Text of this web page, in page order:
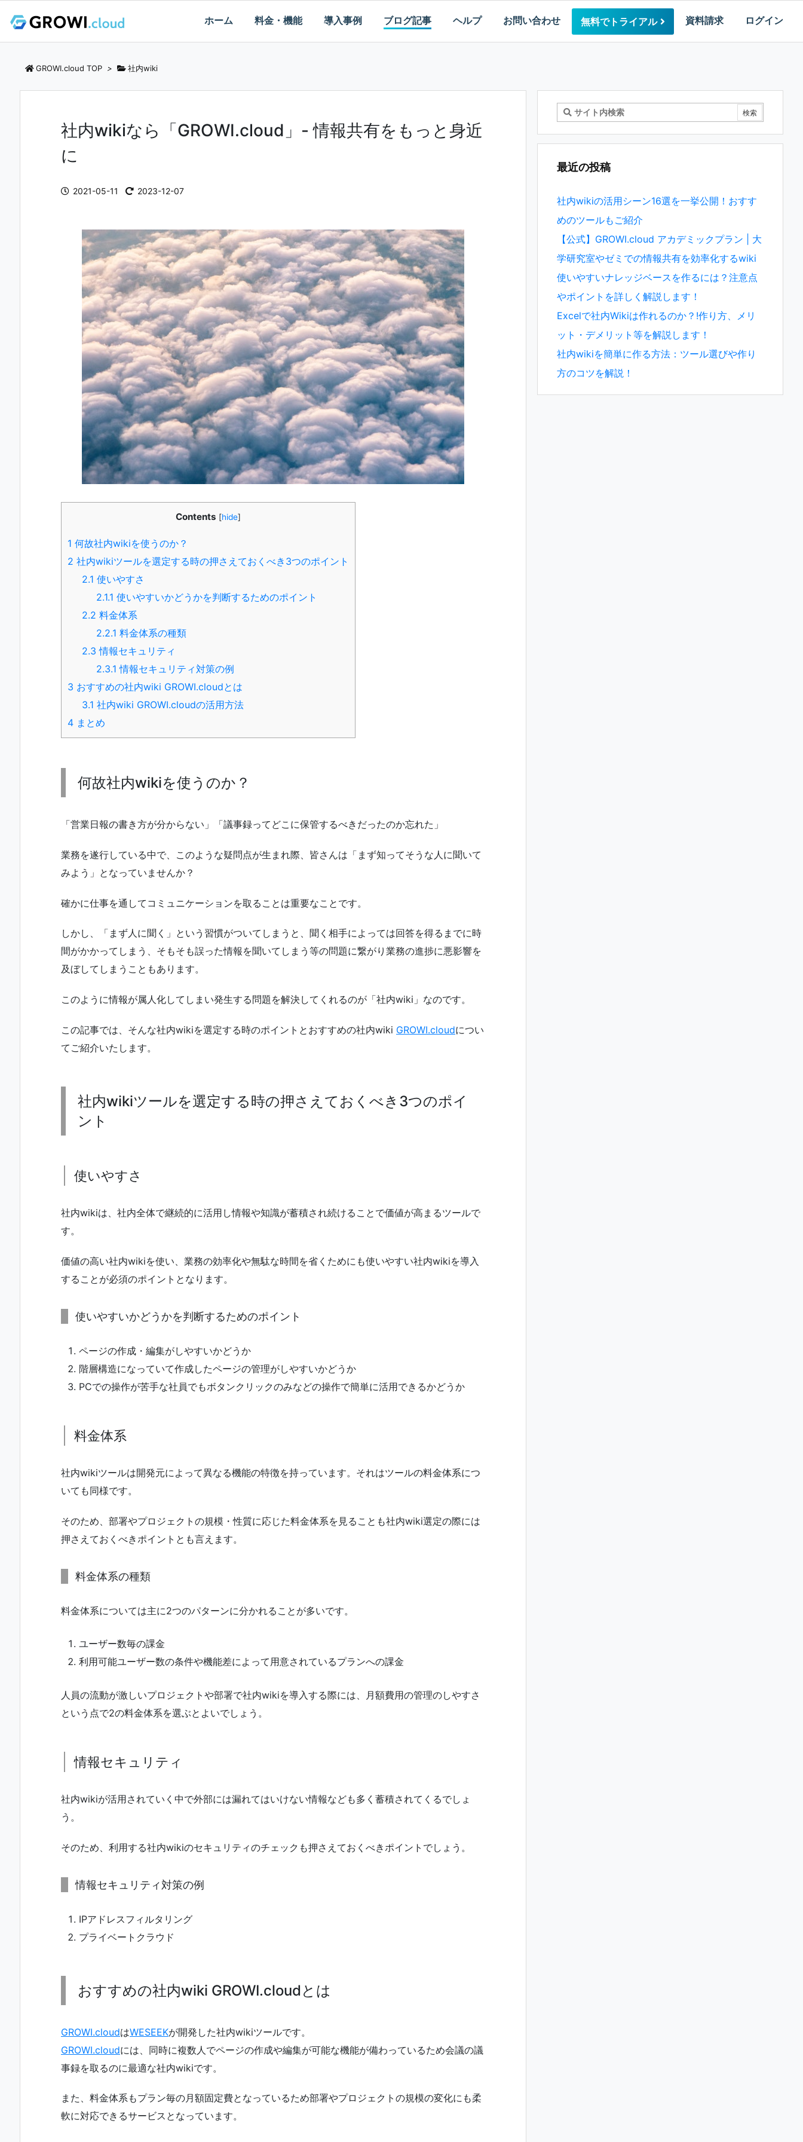
ホーム 料金・機能 導入事例 ブログ記事 ヘルプ お問い合わせ 無料でトライアル 資料請求 ログイン
GROWI.cloud TOP > 社内wiki
社内wikiなら「GROWI.cloud」- 情報共有をもっと身近
に
2021-05-11 2023-12-07
Contents [hide]
1 何故社内wikiを使うのか？
2 社内wikiツールを選定する時の押さえておくべき3つのポイント
2.1 使いやすさ
2.1.1 使いやすいかどうかを判断するためのポイント
2.2 料金体系
2.2.1 料金体系の種類
2.3 情報セキュリティ
2.3.1 情報セキュリティ対策の例
3 おすすめの社内wiki GROWI.cloudとは
3.1 社内wiki GROWI.cloudの活用方法
4 まとめ
何故社内wikiを使うのか？
「営業日報の書き方が分からない」「議事録ってどこに保管するべきだったのか忘れた」
業務を遂行している中で、このような疑問点が生まれ際、皆さんは「まず知ってそうな人に聞いて
みよう」となっていませんか？
確かに仕事を通してコミュニケーションを取ることは重要なことです。
しかし、「まず人に聞く」という習慣がついてしまうと、聞く相手によっては回答を得るまでに時
間がかかってしまう、そもそも誤った情報を聞いてしまう等の問題に繋がり業務の進捗に悪影響を
及ぼしてしまうこともあります。
このように情報が属人化してしまい発生する問題を解決してくれるのが「社内wiki」なのです。
この記事では、そんな社内wikiを選定する時のポイントとおすすめの社内wiki GROWI.cloudについ
てご紹介いたします。
社内wikiツールを選定する時の押さえておくべき3つのポイ
ント
使いやすさ
社内wikiは、社内全体で継続的に活用し情報や知識が蓄積され続けることで価値が高まるツールで
す。
価値の高い社内wikiを使い、業務の効率化や無駄な時間を省くためにも使いやすい社内wikiを導入
することが必須のポイントとなります。
使いやすいかどうかを判断するためのポイント
ページの作成・編集がしやすいかどうか
階層構造になっていて作成したページの管理がしやすいかどうか
PCでの操作が苦手な社員でもボタンクリックのみなどの操作で簡単に活用できるかどうか
料金体系
社内wikiツールは開発元によって異なる機能の特徴を持っています。それはツールの料金体系につ
いても同様です。
そのため、部署やプロジェクトの規模・性質に応じた料金体系を見ることも社内wiki選定の際には
押さえておくべきポイントとも言えます。
料金体系の種類
料金体系については主に2つのパターンに分かれることが多いです。
ユーザー数毎の課金
利用可能ユーザー数の条件や機能差によって用意されているプランへの課金
人員の流動が激しいプロジェクトや部署で社内wikiを導入する際には、月額費用の管理のしやすさ
という点で2の料金体系を選ぶとよいでしょう。
情報セキュリティ
社内wikiが活用されていく中で外部には漏れてはいけない情報なども多く蓄積されてくるでしょ
う。
そのため、利用する社内wikiのセキュリティのチェックも押さえておくべきポイントでしょう。
情報セキュリティ対策の例
IPアドレスフィルタリング
プライベートクラウド
おすすめの社内wiki GROWI.cloudとは
GROWI.cloudはWESEEKが開発した社内wikiツールです。
GROWI.cloudには、同時に複数人でページの作成や編集が可能な機能が備わっているため会議の議
事録を取るのに最適な社内wikiです。
また、料金体系もプラン毎の月額固定費となっているため部署やプロジェクトの規模の変化にも柔
軟に対応できるサービスとなっています。
最近の投稿
社内wikiの活用シーン16選を一挙公開！おすす
めのツールもご紹介
【公式】GROWI.cloud アカデミックプラン | 大
学研究室やゼミでの情報共有を効率化するwiki
使いやすいナレッジベースを作るには？注意点
やポイントを詳しく解説します！
Excelで社内Wikiは作れるのか？!作り方、メリ
ット・デメリット等を解説します！
社内wikiを簡単に作る方法：ツール選びや作り
方のコツを解説！